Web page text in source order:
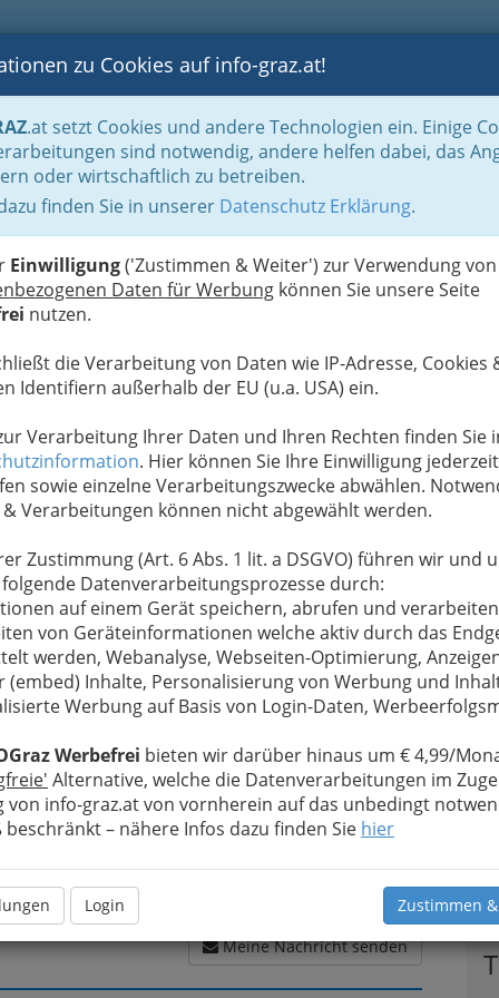
BLOGS FOTOS GASTRONOMIE BRANCHEN
zu Cookies auf info-graz.at!
.at setzt Cookies und andere Technologien ein. Einige
sind notwendig, andere helfen dabei, das
oder wirtschaftlich zu betreiben.
finden Sie in unserer Datenschutz Erklärung.
Einwilligung('Zustimmen & Weiter') zur Verwendung von
Daten für Werbung können Sie unsere Seite
nutzen.
die Verarbeitung von Daten wie IP-Adresse, Cookies
Identifiern außerhalb der EU (u.a. USA) ein.
Verarbeitung Ihrer Daten und Ihren Rechten finden Sie
. Hier können Sie Ihre Einwilligung jederzeit
sowie einzelne Verarbeitungszwecke abwählen.
& Verarbeitungen können nicht abgewählt werden.
Zustimmung (Art. 6 Abs. 1 lit. a DSGVO) führen wir und
Datenverarbeitungsprozesse durch:
auf einem Gerät speichern, abrufen und
von Geräteinformationen welche aktiv durch das
werden, Webanalyse, Webseiten-Optimierung,
(embed) Inhalte, Personalisierung von Werbung und
Werbung auf Basis von Login-Daten,
Werbefrei bieten wir darüber hinaus um € 4,99/
Alternative, welche die Datenverarbeitungen im
von info-graz.at von vornherein auf das unbedingt
beschränkt – nähere Infos dazu finden Sie hier
Login Zustimmen
nahe Graz - Sehenswürdigkeiten, Sport, Erlebnis Steiermark
Freizeit am
bewahren, verwenden wir an dieser Stelle zur
Ihre Nachricht wird nach dem Absenden
weitergeleitet.
Meine Nachricht
Meine Nachricht senden